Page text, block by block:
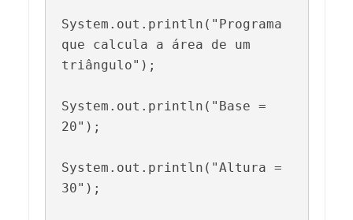
System.out.println("Programa
que calcula a área de um
triângulo");
System.out.println("Base =
20");
System.out.println("Altura =
30");